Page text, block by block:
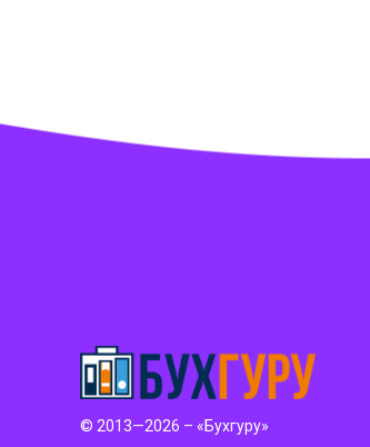
© 2013—2026 – «Бухгуру»